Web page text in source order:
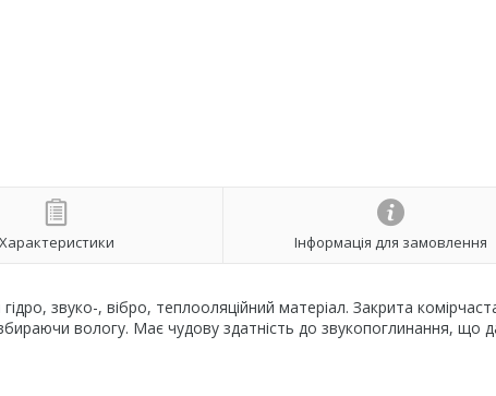
Характеристики Інформація для замовлення
звуко-, вібро, теплооляційний матеріал. Закрита
вологу. Має чудову здатність до звукопоглинання, що